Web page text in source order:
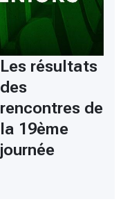
Les résultats
des
rencontres de
la 19ème
journée